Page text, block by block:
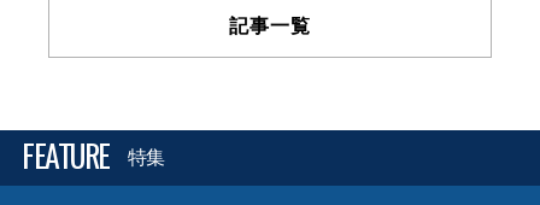
記事一覧
FEATURE 特集